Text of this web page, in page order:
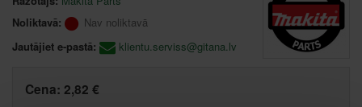
Noliktavā:
Nav noliktavā
Jautājiet e-pastā:
klientu.serviss@gitana.lv
Cena: 2,82 €